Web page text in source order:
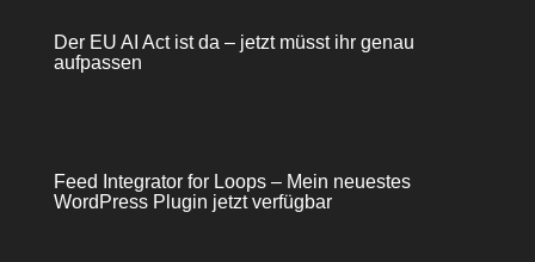
Der EU AI Act ist da – jetzt müsst ihr genau
aufpassen
Feed Integrator for Loops – Mein neuestes
WordPress Plugin jetzt verfügbar